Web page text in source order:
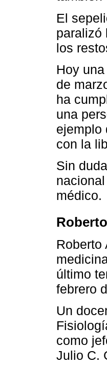
El
paralizó
los
Hoy
de
ha
una
ejemplo
con la
Sin
médico.
Roberto
último
febrero
Un
como
Julio C.